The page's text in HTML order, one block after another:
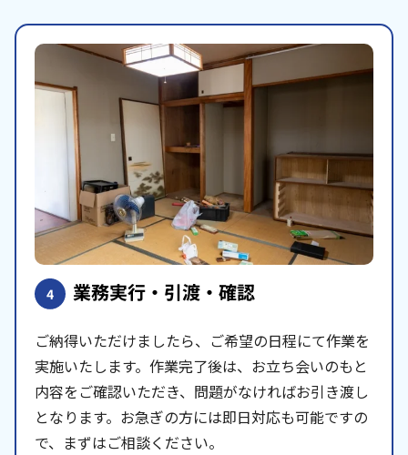
4 業務実行・引渡・確認
ご納得いただけましたら、ご希望の日程にて作業を
実施いたします。作業完了後は、お立ち会いのもと
内容をご確認いただき、問題がなければお引き渡し
となります。お急ぎの方には即日対応も可能ですの
で、まずはご相談ください。